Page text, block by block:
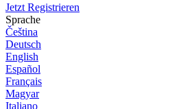
Jetzt Registrieren
Sprache
Čeština
Deutsch
English
Español
Français
Magyar
Italiano